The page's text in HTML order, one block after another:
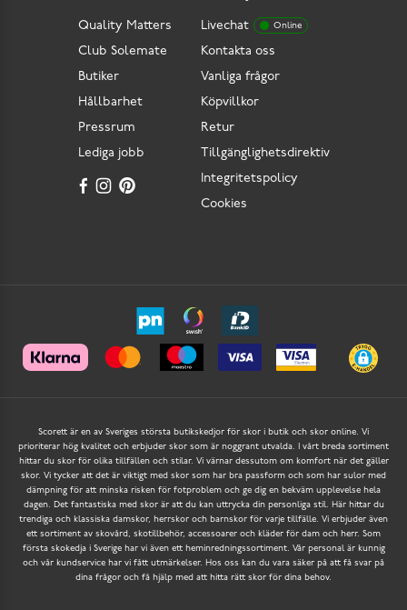
Livechat Online
Kontakta oss
Vanliga frågor
Köpvillkor
Retur
Tillgänglighetsdirektiv
Integritetspolicy
Cookies
Quality Matters
Club Solemate
Butiker
Hållbarhet
Pressrum
Lediga jobb
Scorett är en av Sveriges största butikskedjor för skor i butik och skor online. Vi
prioriterar hög kvalitet och erbjuder skor som är noggrant utvalda. I vårt breda sortiment
hittar du skor för olika tillfällen och stilar. Vi värnar dessutom om komfort när det gäller
skor. Vi tycker att det är viktigt med skor som har bra passform och som har sulor med
dämpning för att minska risken för fotproblem och ge dig en bekväm upplevelse hela
dagen. Det fantastiska med skor är att du kan uttrycka din personliga stil. Här hittar du
trendiga och klassiska damskor, herrskor och barnskor för varje tillfälle. Vi erbjuder även
ett sortiment av skovård, skotillbehör, accessoarer och kläder för dam och herr. Som
första skokedja i Sverige har vi även ett heminredningssortiment. Vår personal är kunnig
och vår kundservice har vi fått utmärkelser. Hos oss kan du vara säker på att få svar på
dina frågor och få hjälp med att hitta rätt skor för dina behov.